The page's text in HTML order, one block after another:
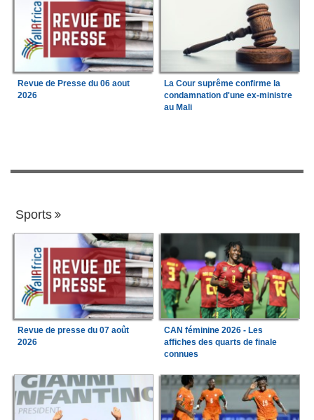
Revue de Presse du 06 aout
2026
La Cour suprême confirme la
condamnation d'une ex-ministre
au Mali
Sports
Revue de presse du 07 août
2026
CAN féminine 2026 - Les
affiches des quarts de finale
connues